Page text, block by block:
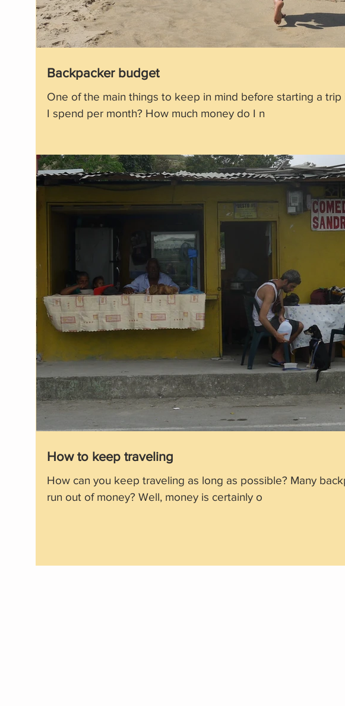
Backpacker budget
One of the main things to keep in mind before starting a trip
I spend per month? How much money do I n
How to keep traveling
How can you keep traveling as long as possible? Many
run out of money? Well, money is certainly o